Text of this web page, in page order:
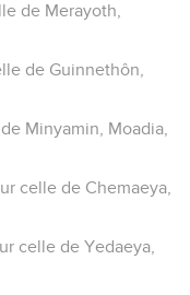
de Merayoth,
de Guinnethôn,
Minyamin, Moadia,
celle de Chemaeya,
celle de Yedaeya,